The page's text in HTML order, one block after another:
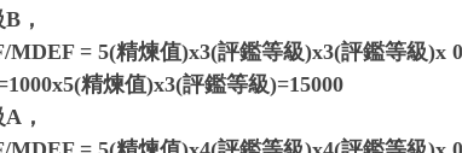
B ，
MDEF = 5(精煉值)x3(評鑑等級)x3(評鑑等級)x
1000x5(精煉值)x3(評鑑等級)=15000
A ，